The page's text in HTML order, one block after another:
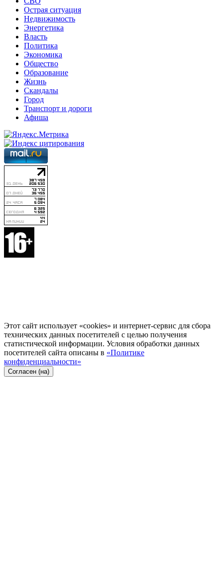
Острая ситуация
Недвижимость
Энергетика
Власть
Политика
Экономика
Общество
Образование
Жизнь
Скандалы
Город
Транспорт и дороги
Афиша
Этот сайт использует «cookies» и интернет-сервис для сбора
технических данных посетителей с целью получения
статистической информации. Условия обработки данных
посетителей сайта описаны в «Политике
конфиденциальности»
Согласен (на)